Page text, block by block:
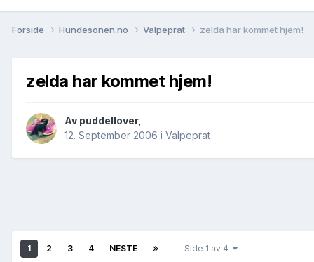
Forside Hundesonen.no Valpeprat zelda har kommet hjem!
zelda har kommet hjem!
Av puddellover,
12. September 2006 i Valpeprat
1 2 3 4 NESTE Side 1 av 4